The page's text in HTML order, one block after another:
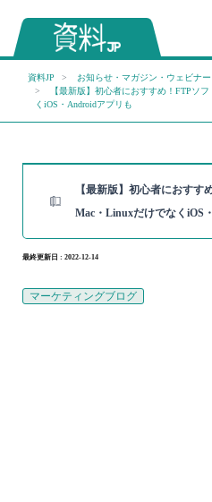
資料JP お知らせ・マガジン・ウェビナー
【最新版】初心者におすすめ！FTPソ
くiOS・Androidアプリも
【最新版】初心者におすす
Mac・LinuxだけでなくiOS
最終更新日 : 2022-12-14
マーケティングブログ